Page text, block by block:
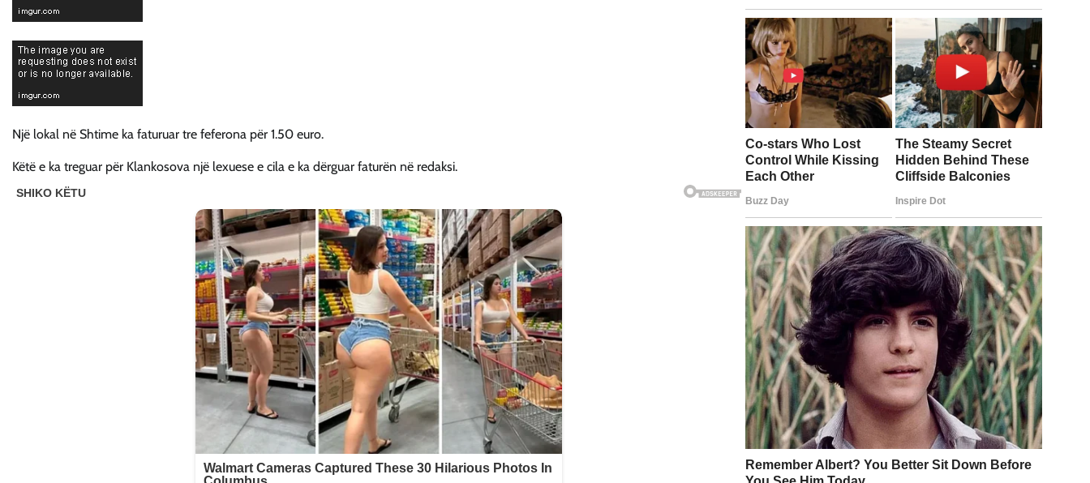
Një lokal në Shtime ka faturuar tre feferona për 1.50 euro.
Këtë e ka treguar për Klankosova një lexuese e cila e ka dërguar faturën në redaksi.